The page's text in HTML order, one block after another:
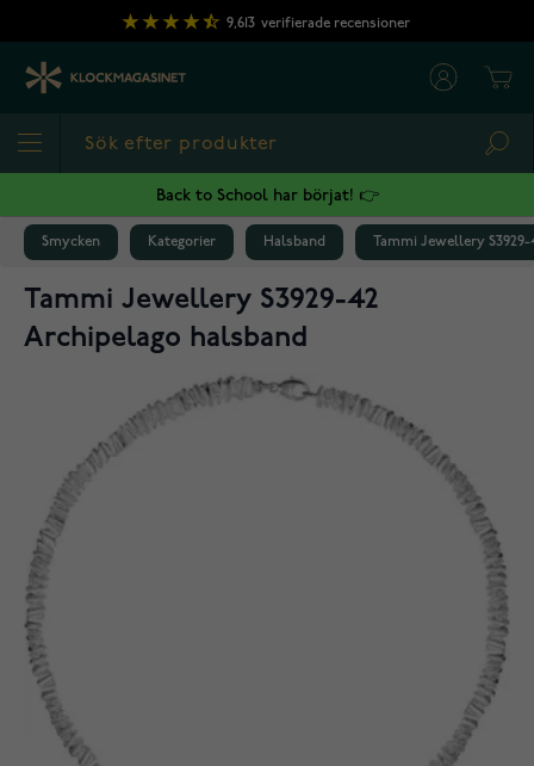
Hoppa till innehållet
9,613 verifierade recensioner
Back to School har börjat! 👉
Smycken Kategorier Halsband Tammi Jewellery
Tammi Jewellery S3929-42
Archipelago halsband